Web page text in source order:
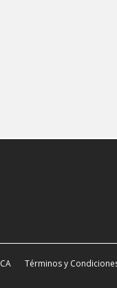
Términos y